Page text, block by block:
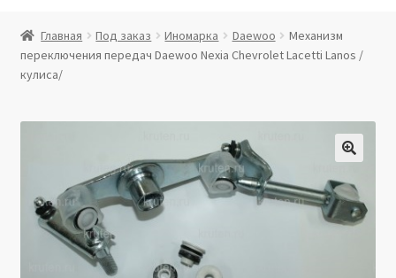
Витрина
Политика в отношении обработки персональных
Производители
Юридические данные
Главная Под заказ Иномарка Daewoo
Механизм
переключения передач Daewoo Nexia Chevrolet Lacetti Lanos /
кулиса/